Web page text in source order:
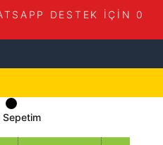
DESTEK İÇİN 0
Sepetim